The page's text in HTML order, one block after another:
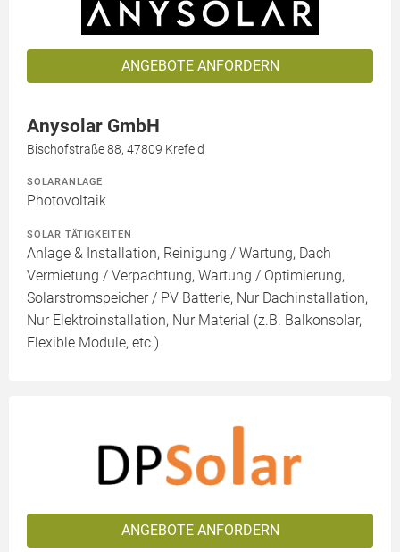
ANGEBOTE ANFORDERN
Anysolar GmbH
Bischofstraße 88, 47809 Krefeld
SOLARANLAGE
Photovoltaik
SOLAR TÄTIGKEITEN
Anlage & Installation, Reinigung / Wartung, Dach
Vermietung / Verpachtung, Wartung / Optimierung,
Solarstromspeicher / PV Batterie, Nur Dachinstallation,
Nur Elektroinstallation, Nur Material (z.B. Balkonsolar,
Flexible Module, etc.)
ANGEBOTE ANFORDERN